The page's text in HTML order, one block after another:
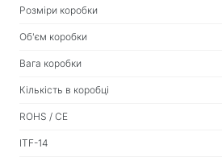
Каркаси для письмового столу
Журнальні столики
Барні стільці
Стільці для дому та офісу
Ігрові столи
Ігрові крісла
Розміри коробки
Об'єм коробки
Вага коробки
Кількість в коробці
ROHS / CE
ITF-14